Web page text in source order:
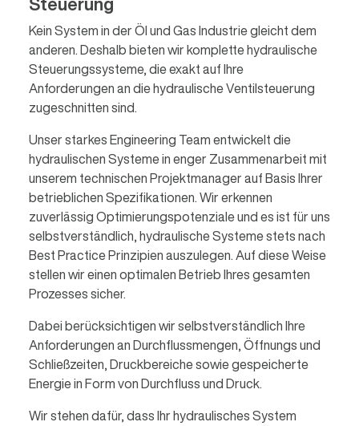
Kein System in der Öl und Gas Industrie gleicht dem
anderen. Deshalb bieten wir komplette hydraulische
Steuerungssysteme, die exakt auf Ihre
Anforderungen an die hydraulische Ventilsteuerung
zugeschnitten sind.
Unser starkes Engineering Team entwickelt die
hydraulischen Systeme in enger Zusammenarbeit mit
unserem technischen Projektmanager auf Basis Ihrer
betrieblichen Spezifikationen. Wir erkennen
zuverlässig Optimierungspotenziale und es ist für uns
selbstverständlich, hydraulische Systeme stets nach
Best Practice Prinzipien auszulegen. Auf diese Weise
stellen wir einen optimalen Betrieb Ihres gesamten
Prozesses sicher.
Dabei berücksichtigen wir selbstverständlich Ihre
Anforderungen an Durchflussmengen, Öffnungs und
Schließzeiten, Druckbereiche sowie gespeicherte
Energie in Form von Durchfluss und Druck.
Wir stehen dafür, dass Ihr hydraulisches System